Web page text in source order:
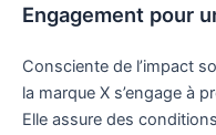
Engagement pour
Consciente de l’impact
la marque X s’engage à
Elle assure des